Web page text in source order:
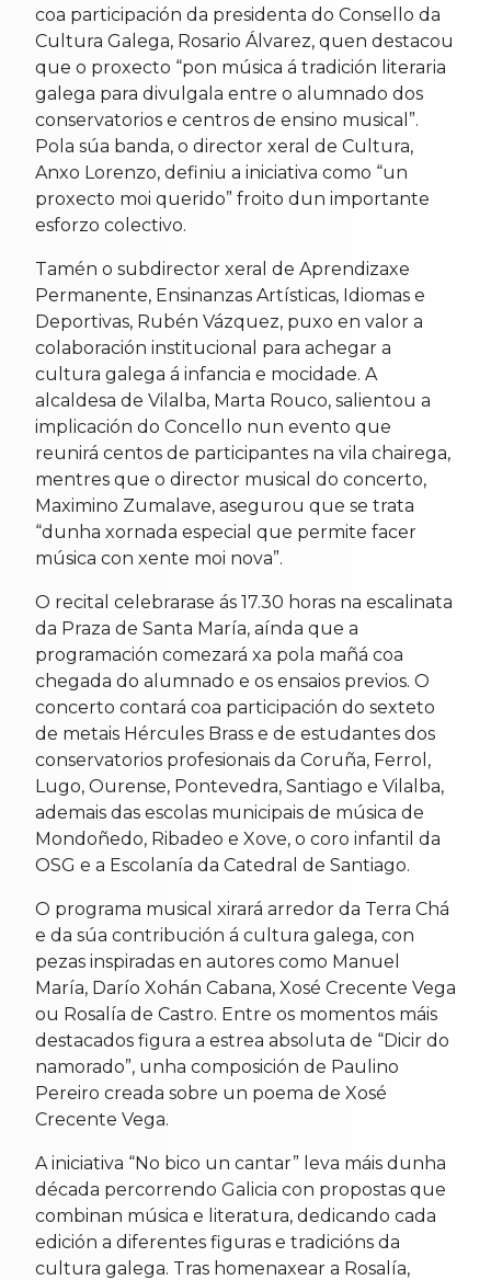
coa participación da presidenta do Consello da
Cultura Galega, Rosario Álvarez, quen destacou
que o proxecto “pon música á tradición literaria
galega para divulgala entre o alumnado dos
conservatorios e centros de ensino musical”.
Pola súa banda, o director xeral de Cultura,
Anxo Lorenzo, definiu a iniciativa como “un
proxecto moi querido” froito dun importante
esforzo colectivo.
Tamén o subdirector xeral de Aprendizaxe
Permanente, Ensinanzas Artísticas, Idiomas e
Deportivas, Rubén Vázquez, puxo en valor a
colaboración institucional para achegar a
cultura galega á infancia e mocidade. A
alcaldesa de Vilalba, Marta Rouco, salientou a
implicación do Concello nun evento que
reunirá centos de participantes na vila chairega,
mentres que o director musical do concerto,
Maximino Zumalave, asegurou que se trata
“dunha xornada especial que permite facer
música con xente moi nova”.
O recital celebrarase ás 17.30 horas na escalinata
da Praza de Santa María, aínda que a
programación comezará xa pola mañá coa
chegada do alumnado e os ensaios previos. O
concerto contará coa participación do sexteto
de metais Hércules Brass e de estudantes dos
conservatorios profesionais da Coruña, Ferrol,
Lugo, Ourense, Pontevedra, Santiago e Vilalba,
ademais das escolas municipais de música de
Mondoñedo, Ribadeo e Xove, o coro infantil da
OSG e a Escolanía da Catedral de Santiago.
O programa musical xirará arredor da Terra Chá
e da súa contribución á cultura galega, con
pezas inspiradas en autores como Manuel
María, Darío Xohán Cabana, Xosé Crecente Vega
ou Rosalía de Castro. Entre os momentos máis
destacados figura a estrea absoluta de “Dicir do
namorado”, unha composición de Paulino
Pereiro creada sobre un poema de Xosé
Crecente Vega.
A iniciativa “No bico un cantar” leva máis dunha
década percorrendo Galicia con propostas que
combinan música e literatura, dedicando cada
edición a diferentes figuras e tradicións da
cultura galega. Tras homenaxear a Rosalía,